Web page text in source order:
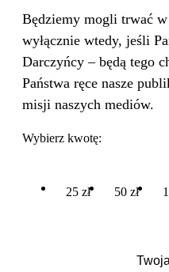
Będziemy mogli trwać
wyłącznie wtedy, jeśli
Darczyńcy – będą tego
Państwa ręce nasze
misji naszych mediów.
Wybierz kwotę:
25 zł 50 zł